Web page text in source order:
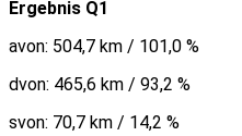
Ergebnis Q1
avon: 504,7 km / 101,0 %
dvon: 465,6 km / 93,2 %
svon: 70,7 km / 14,2 %